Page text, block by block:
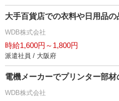
大手百貨店での衣料や日用品
WDB株式会社
時給1,600円～1,800円
派遣社員 / 大阪府
電機メーカーでプリンター部
WDB株式会社